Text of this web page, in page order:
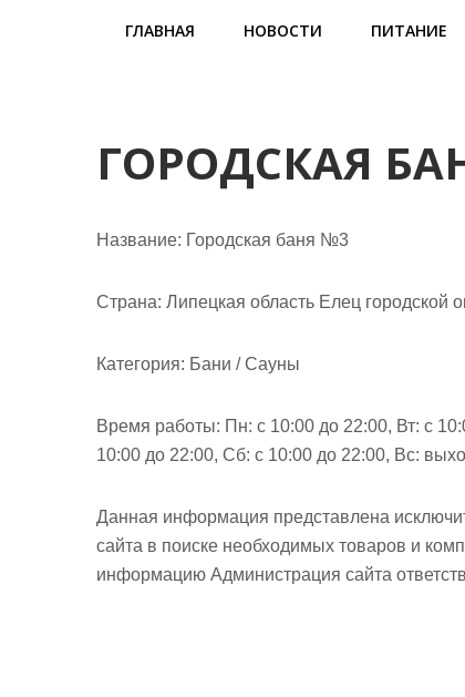
ГЛАВНАЯ НОВОСТИ ПИТАНИЕ
ГОРОДСКАЯ
Название: Городская баня №3
Страна: Липецкая область Елец городской
Категория: Бани / Сауны
Время работы: Пн: с 10:00 до 22:00, Вт: с
10:00 до 22:00, Сб: с 10:00 до 22:00, Вс:
Данная информация представлена
сайта в поиске необходимых товаров и
информацию Администрация сайта